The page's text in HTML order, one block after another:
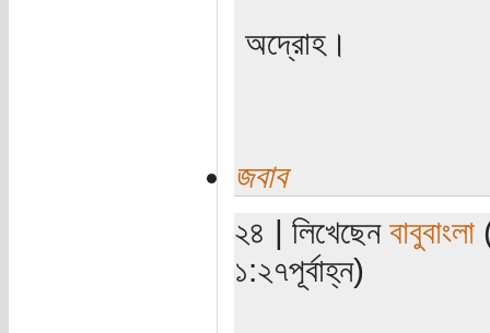
অদ্রোহ।
জবাব
২৪ | লিখেছেন বাবুবাংলা
১:২৭পূর্বাহ্ন)